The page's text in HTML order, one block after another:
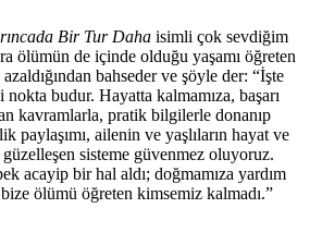
Bir Tur Daha isimli çok sevdiğim
ölümün de içinde olduğu yaşamı öğreten
bahseder ve şöyle der: “İşte
nokta budur. Hayatta kalmamıza, başarı
kavramlarla, pratik bilgilerle donanıp
paylaşımı, ailenin ve yaşlıların hayat ve
sisteme güvenmez oluyoruz.
acayip bir hal aldı; doğmamıza yardım
ölümü öğreten kimsemiz kalmadı.”